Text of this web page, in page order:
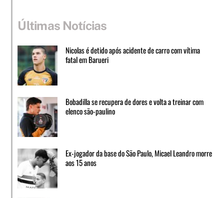
Últimas Notícias
Nicolas é detido após acidente de carro com vítima
fatal em Barueri
Bobadilla se recupera de dores e volta a treinar com
elenco são-paulino
Ex-jogador da base do São Paulo, Micael Leandro morre
aos 15 anos